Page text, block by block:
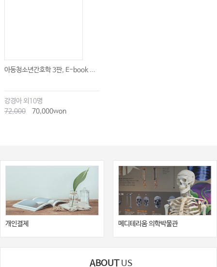
아동청소년간호학 3판, E-book ...
강경아 외10명
72,000
70,000won
개인결제 메디테리움 의학박물관
ABOUT US